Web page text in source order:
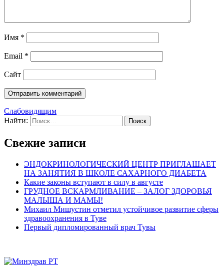
Имя *
Email *
Сайт
Слабовидящим
Найти:
Свежие записи
ЭНДОКРИНОЛОГИЧЕСКИЙ ЦЕНТР ПРИГЛАШАЕТ
НА ЗАНЯТИЯ В ШКОЛЕ САХАРНОГО ДИАБЕТА
Какие законы вступают в силу в августе
ГРУДНОЕ ВСКАРМЛИВАНИЕ – ЗАЛОГ ЗДОРОВЬЯ
МАЛЫША И МАМЫ!
Михаил Мишустин отметил устойчивое развитие сферы
здравоохранения в Туве
Первый дипломированный врач Тувы